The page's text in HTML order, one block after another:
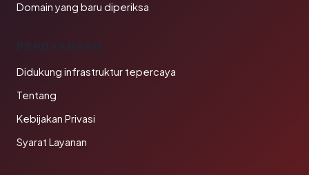
Domain yang baru diperiksa
PERUSAHAAN
Didukung infrastruktur tepercaya
Tentang
Kebijakan Privasi
Syarat Layanan